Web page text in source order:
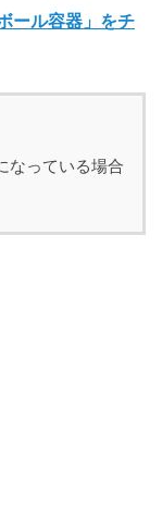
ール容器」をチ
なっている場合